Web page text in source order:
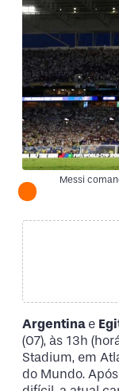
Messi
Argentina e
(07), às 13h
Stadium, em
do Mundo.